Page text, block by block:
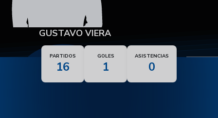
GUSTAVO VIERA
PARTIDOS
16
GOLES
1
ASISTENCIAS
0